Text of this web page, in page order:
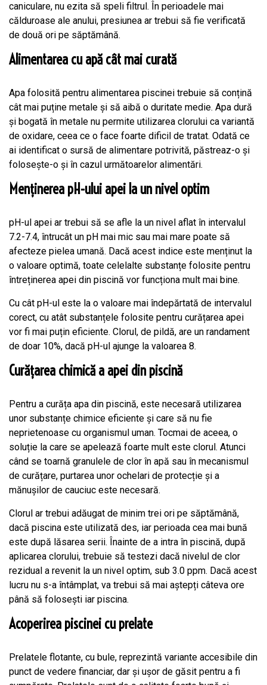
caniculare, nu ezita să speli filtrul. În perioadele mai
călduroase ale anului, presiunea ar trebui să fie verificată
de două ori pe săptămână.
Alimentarea cu apă cât mai curată
Apa folosită pentru alimentarea piscinei trebuie să conțină
cât mai puține metale și să aibă o duritate medie. Apa dură
și bogată în metale nu permite utilizarea clorului ca variantă
de oxidare, ceea ce o face foarte dificil de tratat. Odată ce
ai identificat o sursă de alimentare potrivită, păstreaz-o și
folosește-o și în cazul următoarelor alimentări.
Menținerea pH-ului apei la un nivel optim
pH-ul apei ar trebui să se afle la un nivel aflat în intervalul
7.2-7.4, întrucât un pH mai mic sau mai mare poate să
afecteze pielea umană. Dacă acest indice este menținut la
o valoare optimă, toate celelalte substanțe folosite pentru
întreținerea apei din piscină vor funcționa mult mai bine.
Cu cât pH-ul este la o valoare mai îndepărtată de intervalul
corect, cu atât substanțele folosite pentru curățarea apei
vor fi mai puțin eficiente. Clorul, de pildă, are un randament
de doar 10%, dacă pH-ul ajunge la valoarea 8.
Curățarea chimică a apei din piscină
Pentru a curăța apa din piscină, este necesară utilizarea
unor substanțe chimice eficiente și care să nu fie
neprietenoase cu organismul uman. Tocmai de aceea, o
soluție la care se apelează foarte mult este clorul. Atunci
când se toarnă granulele de clor în apă sau în mecanismul
de curățare, purtarea unor ochelari de protecție și a
mănușilor de cauciuc este necesară.
Clorul ar trebui adăugat de minim trei ori pe săptămână,
dacă piscina este utilizată des, iar perioada cea mai bună
este după lăsarea serii. Înainte de a intra în piscină, după
aplicarea clorului, trebuie să testezi dacă nivelul de clor
rezidual a revenit la un nivel optim, sub 3.0 ppm. Dacă acest
lucru nu s-a întâmplat, va trebui să mai aștepți câteva ore
până să folosești iar piscina.
Acoperirea piscinei cu prelate
Prelatele flotante, cu bule, reprezintă variante accesibile din
punct de vedere financiar, dar și ușor de găsit pentru a fi